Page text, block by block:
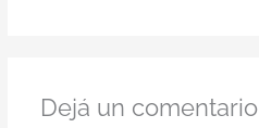
Dejá un comentario